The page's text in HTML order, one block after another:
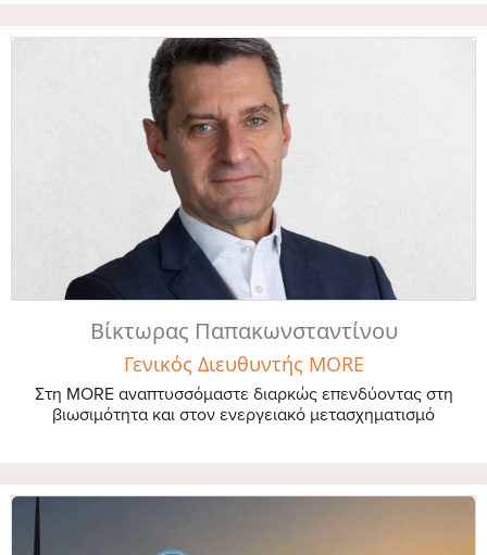
Bίκτωρας Παπακωνσταντίνου
Γενικός Διευθυντής MORE
Στη MORE αναπτυσσόμαστε διαρκώς επενδύοντας στη
βιωσιμότητα και στον ενεργειακό μετασχηματισμό